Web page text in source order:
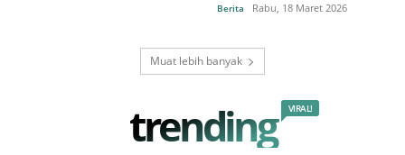
Berita Rabu, 18 Maret 2026
Muat lebih banyak
trending VIRAL!